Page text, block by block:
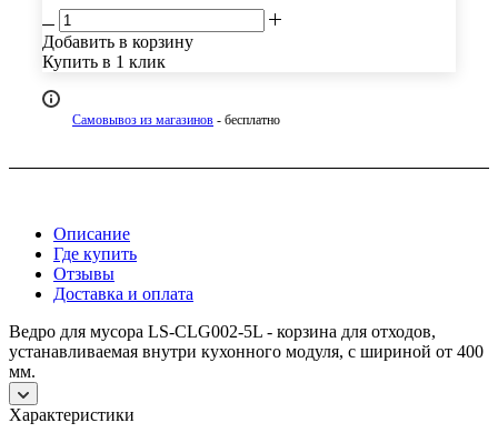
Добавить в корзину
Купить в 1 клик
Самовывоз из магазинов - бесплатно
Описание
Где купить
Отзывы
Доставка и оплата
Ведро для мусора LS-CLG002-5L - корзина для отходов,
устанавливаемая внутри кухонного модуля, с шириной от 400
мм.
Характеристики